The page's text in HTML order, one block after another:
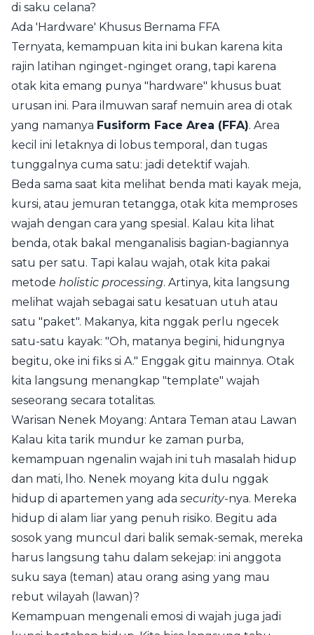
di saku celana?
Ada 'Hardware' Khusus Bernama FFA
Ternyata, kemampuan kita ini bukan karena kita
rajin latihan nginget-nginget orang, tapi karena
otak kita emang punya "hardware" khusus buat
urusan ini. Para ilmuwan saraf nemuin area di otak
yang namanya Fusiform Face Area (FFA). Area
kecil ini letaknya di lobus temporal, dan tugas
tunggalnya cuma satu: jadi detektif wajah.
Beda sama saat kita melihat benda mati kayak meja,
kursi, atau jemuran tetangga, otak kita memproses
wajah dengan cara yang spesial. Kalau kita lihat
benda, otak bakal menganalisis bagian-bagiannya
satu per satu. Tapi kalau wajah, otak kita pakai
metode holistic processing. Artinya, kita langsung
melihat wajah sebagai satu kesatuan utuh atau
satu "paket". Makanya, kita nggak perlu ngecek
satu-satu kayak: "Oh, matanya begini, hidungnya
begitu, oke ini fiks si A." Enggak gitu mainnya. Otak
kita langsung menangkap "template" wajah
seseorang secara totalitas.
Warisan Nenek Moyang: Antara Teman atau Lawan
Kalau kita tarik mundur ke zaman purba,
kemampuan ngenalin wajah ini tuh masalah hidup
dan mati, lho. Nenek moyang kita dulu nggak
hidup di apartemen yang ada security-nya. Mereka
hidup di alam liar yang penuh risiko. Begitu ada
sosok yang muncul dari balik semak-semak, mereka
harus langsung tahu dalam sekejap: ini anggota
suku saya (teman) atau orang asing yang mau
rebut wilayah (lawan)?
Kemampuan mengenali emosi di wajah juga jadi